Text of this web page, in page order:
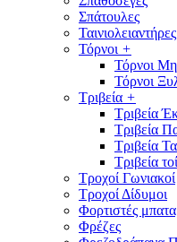
Σπάτουλες
Ταινιολειαντήρες
Τόρνοι +
Τόρνοι
Τόρνοι
Τριβεία +
Τριβεία
Τριβεία
Τριβεία
Τριβεία
Τροχοί Γωνιακοί
Τροχοί Δίδυμοι
Φορτιστές
Φρέζες